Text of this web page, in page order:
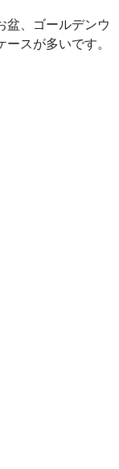
盆、ゴールデンウ
スが多いです。